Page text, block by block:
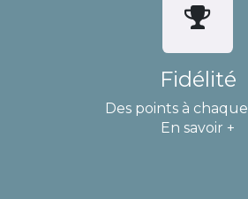
Fidélité
Des points à
En savoir +